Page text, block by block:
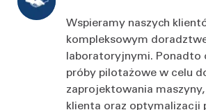
Wspieramy naszych
kompleksowym
laboratoryjnymi. Ponadto
próby pilotażowe w celu
zaprojektowania
klienta oraz optymalizacji